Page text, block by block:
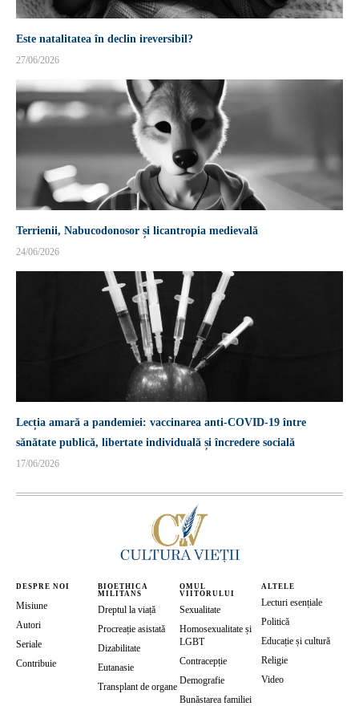
Este natalitatea în declin ireversibil?
27/06/2026
Terrienii, Nabucodonosor și licantropia medievală
24/06/2026
Lecția amară a pandemiei: vaccinarea anti-COVID-19 între
sănătate publică, libertate individuală și încredere socială
17/06/2026
DESPRE NOI
Misiune
Autori
Seriale
Contribuie
BIOETHICA
MILITANS
Dreptul la viață
Procreație asistată
Dizabilitate
Eutanasie
Transplant de organe
OMUL
VIITORULUI
Sexualitate
Homosexualitate și
LGBT
Contracepție
Demografie
Bunăstarea familiei
ALTELE
Lecturi esențiale
Politică
Educație și cultură
Religie
Video